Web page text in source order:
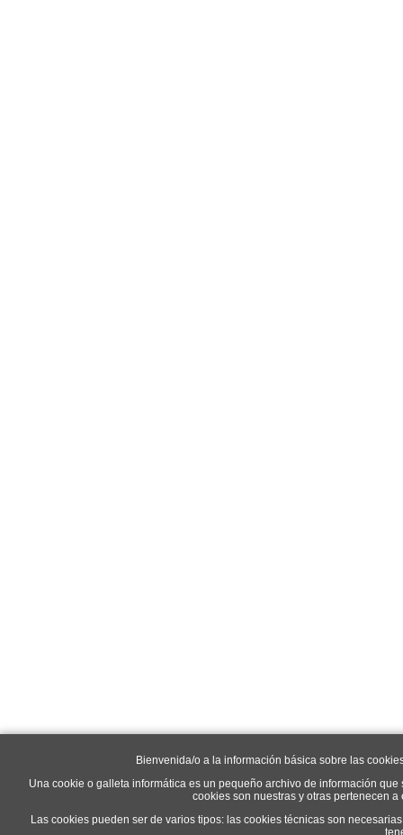
Bienvenida/o a la información básica sobre las
Una cookie o galleta informática es un pequeño archivo de información
cookies son nuestras y otras pertenecen
Las cookies pueden ser de varios tipos: las cookies técnicas son